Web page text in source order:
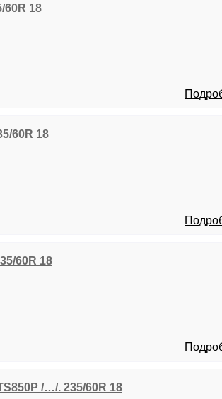
60R 18
60R 18
60R 18
/…/. 235/60R 18